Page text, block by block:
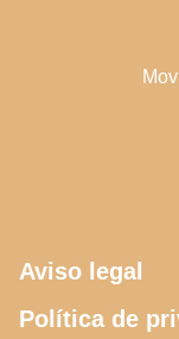
Aviso legal
Política de